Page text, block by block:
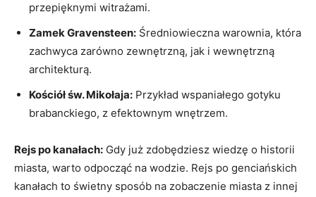
przepięknymi witrażami.
Zamek Gravensteen: Średniowieczna warownia, która
zachwyca zarówno zewnętrzną, jak i wewnętrzną
architekturą.
Kościół św. Mikołaja: Przykład wspaniałego gotyku
brabanckiego, z efektownym wnętrzem.
Rejs po kanałach: Gdy już zdobędziesz ⁢wiedzę ⁣o historii
miasta, warto⁤ odpocząć na⁣ wodzie. Rejs po genciańskich
kanałach to świetny ⁣sposób na zobaczenie miasta⁤ z innej